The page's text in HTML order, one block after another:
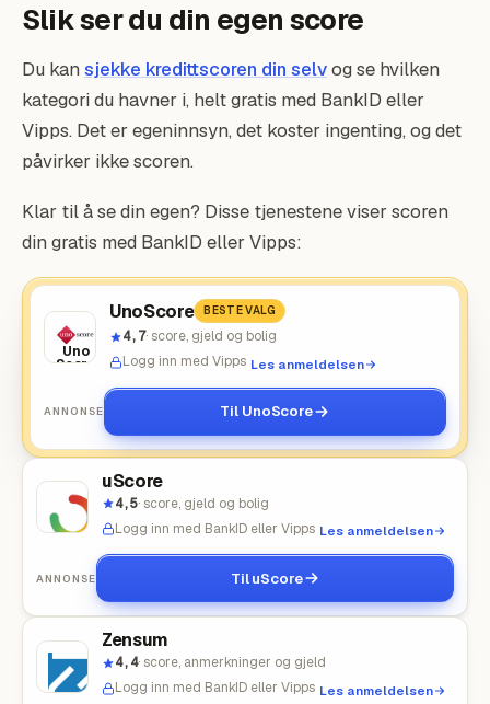
Slik ser du din egen score
Du kansjekke kredittscoren din selvog se hvilken
kategori du havner i, helt gratis med BankID eller
Vipps. Det er egeninnsyn, det koster ingenting, og det
påvirker ikke scoren.
Klar til å se din egen? Disse tjenestene viser scoren
din gratis med BankID eller Vipps:
Uno
Score
UnoScore BESTE VALG
4,7· score, gjeld og bolig
Logg inn med Vipps Les anmeldelsen
ANNONSE Til UnoScore
uScore
4,5· score, gjeld og bolig
Logg inn med BankID eller Vipps Les anmeldelsen
ANNONSE Til uScore
Zensum
4,4· score, anmerkninger og gjeld
Logg inn med BankID eller Vipps Les anmeldelsen